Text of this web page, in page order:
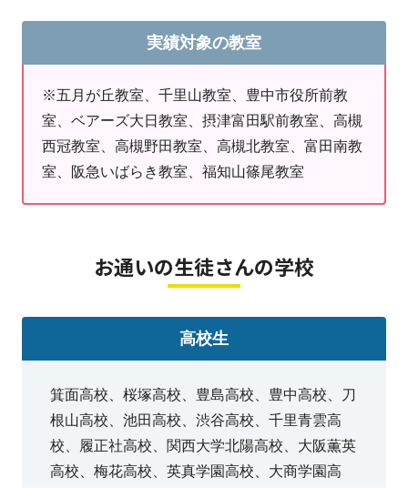
実績対象の教室
※五月が丘教室、千里山教室、豊中市役所前教
室、ベアーズ大日教室、摂津富田駅前教室、高槻
西冠教室、高槻野田教室、高槻北教室、富田南教
室、阪急いばらき教室、福知山篠尾教室
お通いの生徒さんの学校
高校生
箕面高校、桜塚高校、豊島高校、豊中高校、刀
根山高校、池田高校、渋谷高校、千里青雲高
校、履正社高校、関西大学北陽高校、大阪薫英
高校、梅花高校、英真学園高校、大商学園高